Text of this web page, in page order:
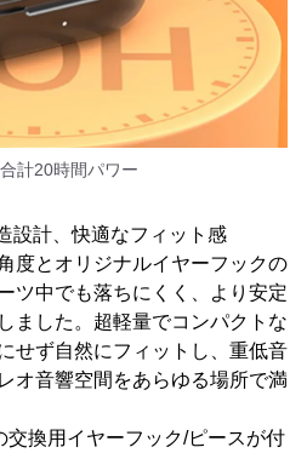
計20時間パワー
設計、快適なフィット感
度とオリジナルイヤーフックの
ツ中でも落ちにくく、より安定
ました。超軽量でコンパクトな
せず自然にフィットし、重低音
オ音響空間をあらゆる場所で満
交換用イヤーフック/ピースが付